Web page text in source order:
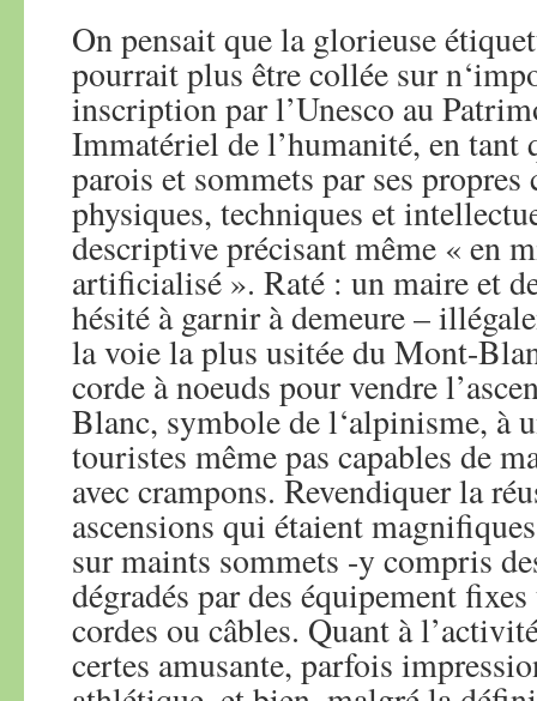
On pensait que la glorieuse
pourrait plus être collée sur
inscription par l’Unesco au
Immatériel de l’humanité, en tant
parois et sommets par ses propres
physiques, techniques et
descriptive précisant même « en
artificialisé ». Raté : un maire et
hésité à garnir à demeure –
la voie la plus usitée du Mont-
corde à noeuds pour vendre
Blanc, symbole de l‘alpinisme, à
touristes même pas capables de
avec crampons. Revendiquer la
ascensions qui étaient
sur maints sommets -y compris
dégradés par des équipement
cordes ou câbles. Quant à
certes amusante, parfois